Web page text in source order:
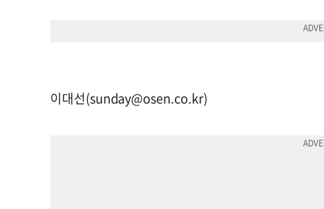
이대선(sunday@osen.co.kr)